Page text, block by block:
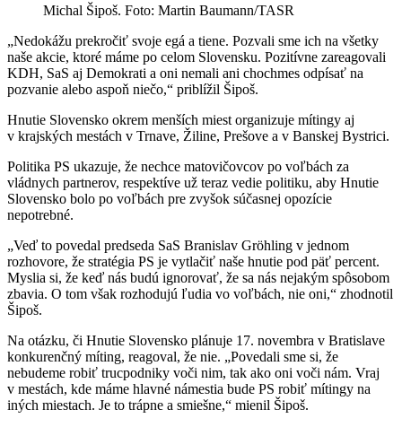
Michal Šipoš. Foto: Martin Baumann/TASR
„Nedokážu prekročiť svoje egá a tiene. Pozvali sme ich na všetky
naše akcie, ktoré máme po celom Slovensku. Pozitívne zareagovali
KDH, SaS aj Demokrati a oni nemali ani chochmes odpísať na
pozvanie alebo aspoň niečo,“ priblížil Šipoš.
Hnutie Slovensko okrem menších miest organizuje mítingy aj
v krajských mestách v Trnave, Žiline, Prešove a v Banskej Bystrici.
Politika PS ukazuje, že nechce matovičovcov po voľbách za
vládnych partnerov, respektíve už teraz vedie politiku, aby Hnutie
Slovensko bolo po voľbách pre zvyšok súčasnej opozície
nepotrebné.
„Veď to povedal predseda SaS Branislav Gröhling v jednom
rozhovore, že stratégia PS je vytlačiť naše hnutie pod päť percent.
Myslia si, že keď nás budú ignorovať, že sa nás nejakým spôsobom
zbavia. O tom však rozhodujú ľudia vo voľbách, nie oni,“ zhodnotil
Šipoš.
Na otázku, či Hnutie Slovensko plánuje 17. novembra v Bratislave
konkurenčný míting, reagoval, že nie. „Povedali sme si, že
nebudeme robiť trucpodniky voči nim, tak ako oni voči nám. Vraj
v mestách, kde máme hlavné námestia bude PS robiť mítingy na
iných miestach. Je to trápne a smiešne,“ mienil Šipoš.